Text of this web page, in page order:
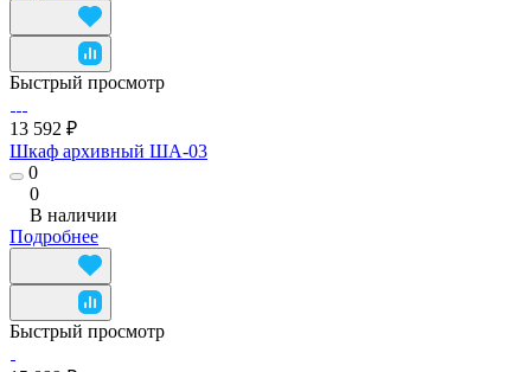
Быстрый просмотр
13 592 ₽
Шкаф архивный ША-03
0
0
В наличии
Подробнее
Быстрый просмотр